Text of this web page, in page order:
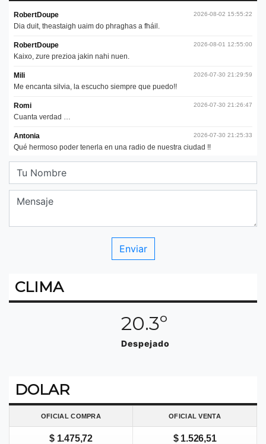
CLIMA
20.3º
Despejado
DOLAR
OFICIAL COMPRA OFICIAL VENTA
$ 1.475,72 $ 1.526,51